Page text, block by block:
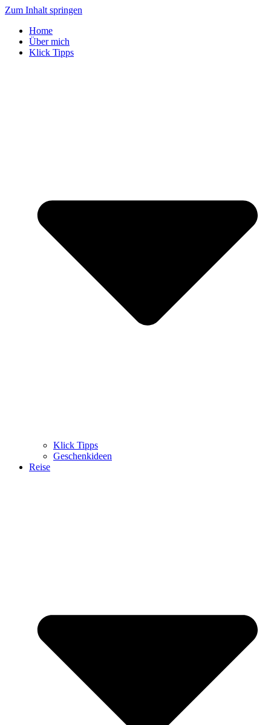
Zum Inhalt springen
Home
Über mich
Klick Tipps
Klick Tipps
Geschenkideen
Reise